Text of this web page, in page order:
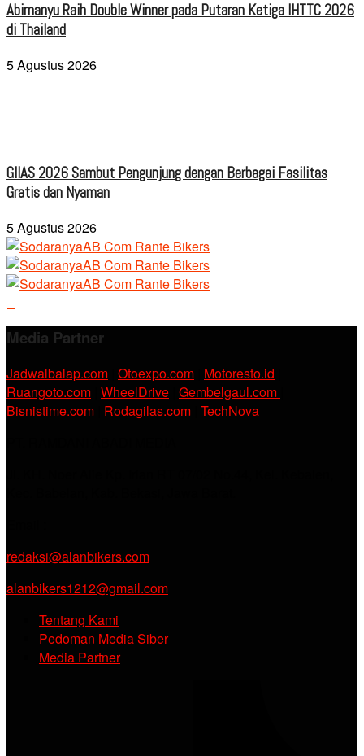
Abimanyu Raih Double Winner pada Putaran Ketiga IHTTC 2026
di Thailand
5 Agustus 2026
GIIAS 2026 Sambut Pengunjung dengan Berbagai Fasilitas
Gratis dan Nyaman
5 Agustus 2026
Media Partner
Jadwalbalap.com Otoexpo.com Motoresto.id
Ruangoto.com WheelDrive Gembelgaul.com
Bisnistime.com Rodagilas.com TechNova
redaksi@alanbikers.com
alanbikers1212@gmail.com
Tentang Kami
Pedoman Media Siber
Media Partner